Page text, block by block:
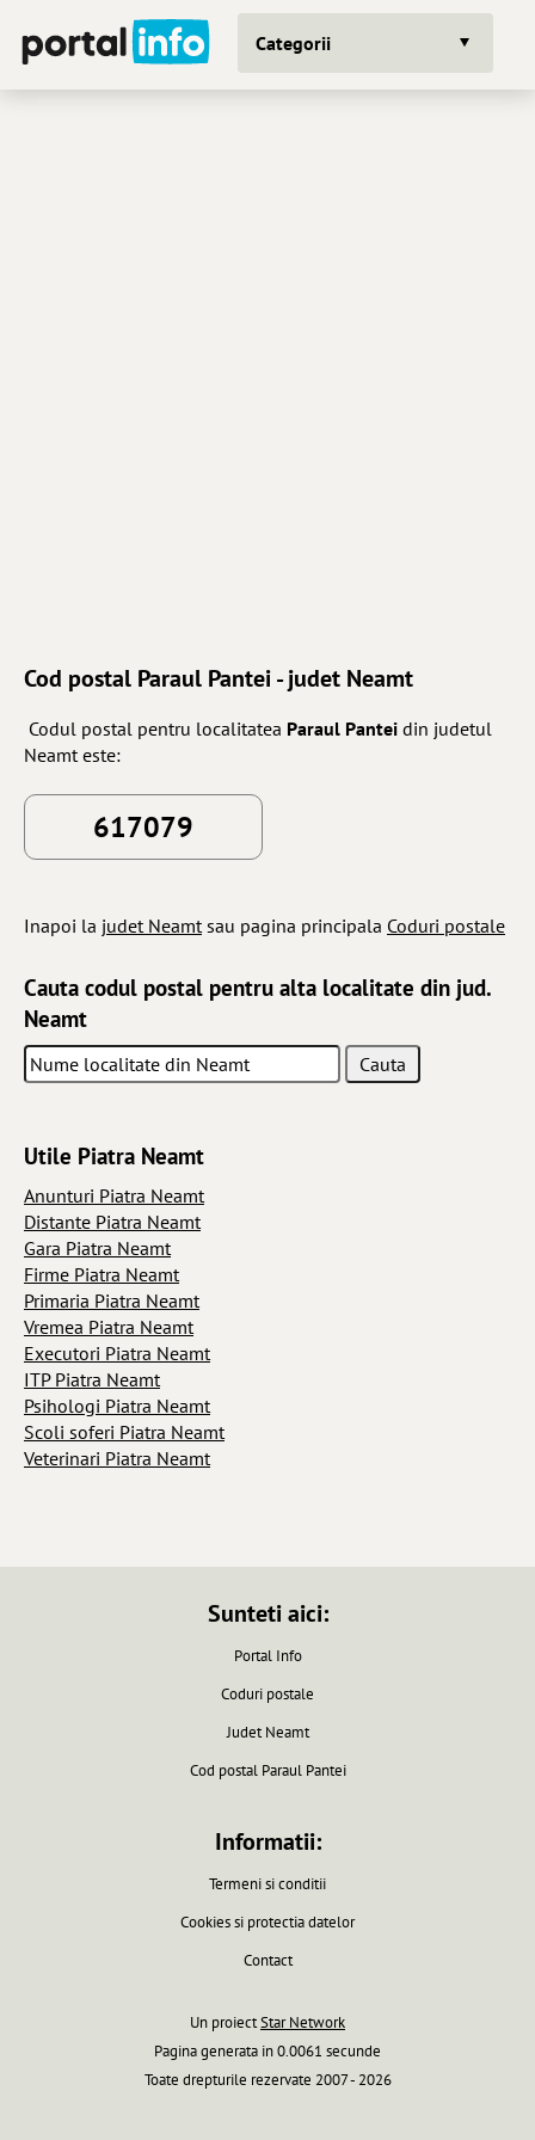
Categorii
Cod postal Paraul Pantei - judet Neamt
Codul postal pentru localitatea Paraul Pantei din judetul
Neamt este:
617079
Inapoi la judet Neamtsau pagina principala Coduri postale
Cauta codul postal pentru alta localitate din jud.
Neamt
Utile Piatra Neamt
Anunturi Piatra Neamt
Distante Piatra Neamt
Gara Piatra Neamt
Firme Piatra Neamt
Primaria Piatra Neamt
Vremea Piatra Neamt
Executori Piatra Neamt
ITP Piatra Neamt
Psihologi Piatra Neamt
Scoli soferi Piatra Neamt
Veterinari Piatra Neamt
Sunteti aici:
Portal Info
Coduri postale
Judet Neamt
Cod postal Paraul Pantei
Informatii:
Termeni si conditii
Cookies si protectia datelor
Contact
Un proiectStar Network
Pagina generata in 0.0061 secunde
Toate drepturile rezervate 2007 - 2026